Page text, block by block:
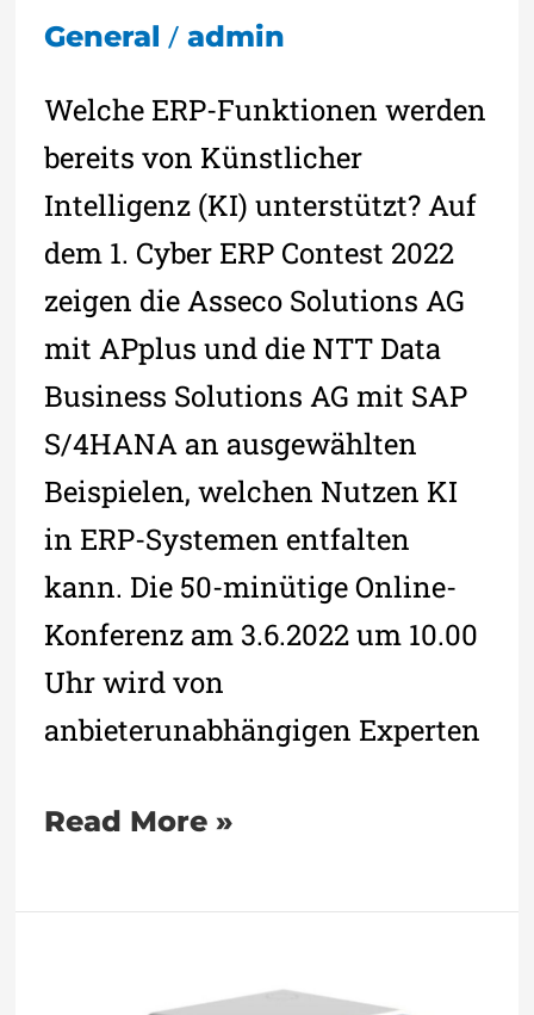
General / admin
Welche ERP-Funktionen werden
bereits von Künstlicher
Intelligenz (KI) unterstützt? Auf
dem 1. Cyber ERP Contest 2022
zeigen die Asseco Solutions AG
mit APplus und die NTT Data
Business Solutions AG mit SAP
S/4HANA an ausgewählten
Beispielen, welchen Nutzen KI
in ERP-Systemen entfalten
kann. Die 50-minütige Online-
Konferenz am 3.6.2022 um 10.00
Uhr wird von
anbieterunabhängigen Experten
Read More »